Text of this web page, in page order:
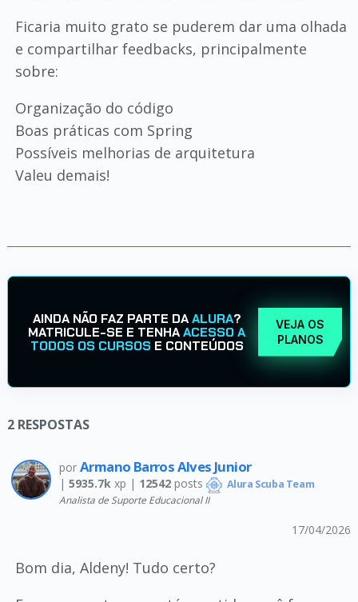
Ficaria muito grato se puderem dar uma olhada
e compartilhar feedbacks, principalmente
sobre:
Organização do código
Boas práticas com Spring
Possíveis melhorias de arquitetura
Valeu demais!
AINDA NÃO FAZ PARTE DAALURA?
MATRICULE-SE E TENHAACESSO A
TODOS OS CURSOS E CONTEÚDOS
VEJA OS
PLANOS
2 RESPOSTAS
por Armano Barros Alves Junior
| 5935.7kxp | 12542posts Alura Scuba Team
Analista de Suporte Educacional II
17/04/2026
Bom dia, Aldeny! Tudo certo?